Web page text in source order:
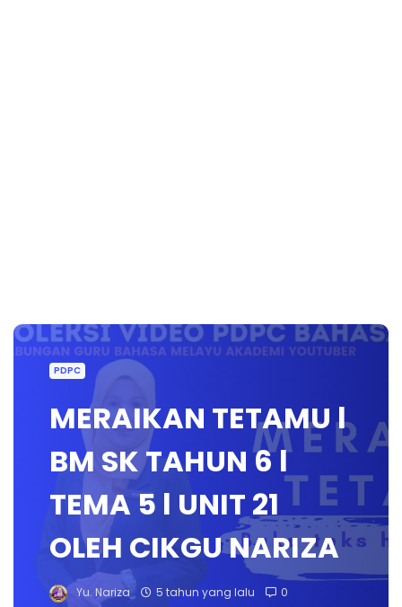
PDPC
MERAIKAN TETAMU l
BM SK TAHUN 6 l
TEMA 5 l UNIT 21
OLEH CIKGU NARIZA
Yu. Nariza 5 tahun yang lalu 0